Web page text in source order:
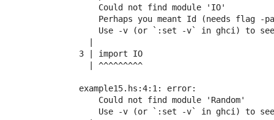
    Could not find module 'IO'
Perhaps you meant Id (needs flag -
Use -v (or `:set -v` in ghci) to
3 | import IO
  | ^^^^^^^^^
example15.hs:4:1: error:
    Could not find module 'Random'
Use -v (or `:set -v` in ghci) to